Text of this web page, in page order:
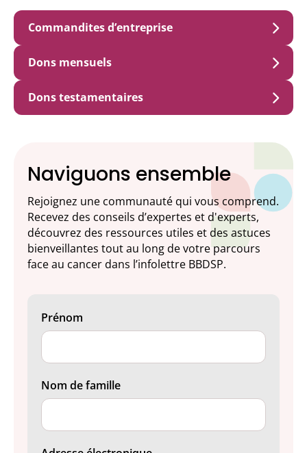
Commandites d’entreprise
Dons mensuels
Dons testamentaires
Naviguons ensemble
Rejoignez une communauté qui vous comprend.
Recevez des conseils d’expertes et d'experts,
découvrez des ressources utiles et des astuces
bienveillantes tout au long de votre parcours
face au cancer dans l’infolettre BBDSP.
Prénom
Nom de famille